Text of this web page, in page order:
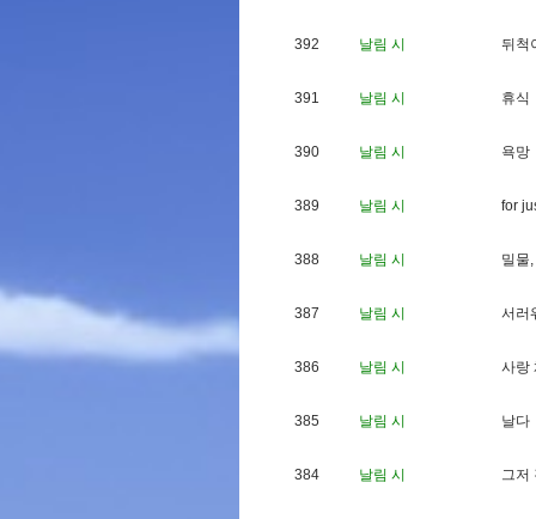
392 날림 시 뒤 척
391 날림 시 휴식
390 날림 시 욕망
389 날림 시 for ju
388 날림 시 밀 물,
387 날림 시 서 러
386 날림 시 사랑
385 날림 시 날다
384 날림 시 그저